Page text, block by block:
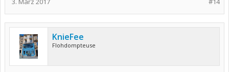
KnieFee
Flohdompteuse